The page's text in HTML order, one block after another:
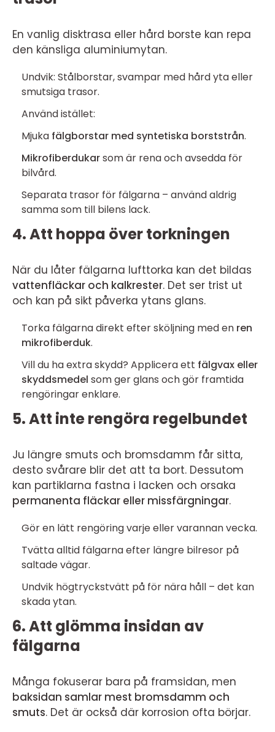
En vanlig disktrasa eller hård borste kan repa
den känsliga aluminiumytan.
Undvik: Stålborstar, svampar med hård yta eller
smutsiga trasor.
Använd istället:
Mjuka fälgborstar med syntetiska borststrån.
Mikrofiberdukarsom är rena och avsedda för
bilvård.
Separata trasor för fälgarna – använd aldrig
samma som till bilens lack.
4. Att hoppa över torkningen
När du låter fälgarna lufttorka kan det bildas
vattenfläckar och kalkrester. Det ser trist ut
och kan på sikt påverka ytans glans.
Torka fälgarna direkt efter sköljning med en ren
mikrofiberduk.
Vill du ha extra skydd? Applicera ett fälgvax eller
skyddsmedel som ger glans och gör framtida
rengöringar enklare.
5. Att inte rengöra regelbundet
Ju längre smuts och bromsdamm får sitta,
desto svårare blir det att ta bort. Dessutom
kan partiklarna fastna i lacken och orsaka
permanenta fläckar eller missfärgningar.
Gör en lätt rengöring varje eller varannan vecka.
Tvätta alltid fälgarna efter längre bilresor på
saltade vägar.
Undvik högtryckstvätt på för nära håll – det kan
skada ytan.
6. Att glömma insidan av
fälgarna
Många fokuserar bara på framsidan, men
baksidan samlar mest bromsdamm och
smuts. Det är också där korrosion ofta börjar.